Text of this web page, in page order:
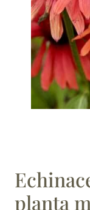
planta